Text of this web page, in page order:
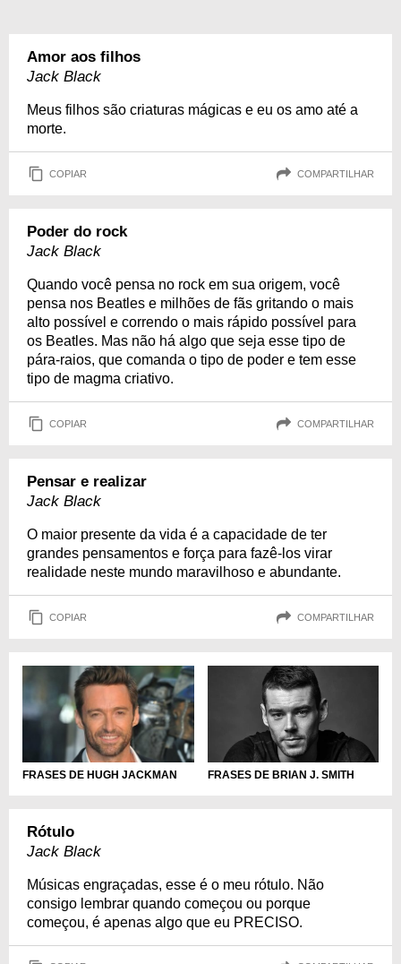
Amor aos filhos
Jack Black
Meus filhos são criaturas mágicas e eu os amo até a
morte.
COPIAR COMPARTILHAR
Poder do rock
Jack Black
Quando você pensa no rock em sua origem, você
pensa nos Beatles e milhões de fãs gritando o mais
alto possível e correndo o mais rápido possível para
os Beatles. Mas não há algo que seja esse tipo de
pára-raios, que comanda o tipo de poder e tem esse
tipo de magma criativo.
COPIAR COMPARTILHAR
Pensar e realizar
Jack Black
O maior presente da vida é a capacidade de ter
grandes pensamentos e força para fazê-los virar
realidade neste mundo maravilhoso e abundante.
COPIAR COMPARTILHAR
FRASES DE HUGH JACKMAN FRASES DE BRIAN J. SMITH
Rótulo
Jack Black
Músicas engraçadas, esse é o meu rótulo. Não
consigo lembrar quando começou ou porque
começou, é apenas algo que eu PRECISO.